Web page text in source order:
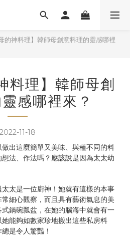
的神料理】韓師母創意料理的靈感哪裡
料理】韓師母創
感哪裡來？
2022-11-18
出這麼簡單又美味、與種不同的料
法、作法嗎？應該說是因為太太幼
太是一位廚神！她就有這樣的本事
細心觀察，而且具有藝術氣息的美
鍋碗瓢盆，在她的腦海中就會有一
能夠如數家珍地搬出這些私房料
是令人驚豔！